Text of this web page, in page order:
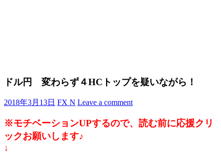
ドル円 変わらず４HCトップを疑いながら！
2018年3月13日 FX N Leave a comment
※モチベーションUPするので、読む前に応援クリ
ックお願いします♪
↓